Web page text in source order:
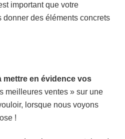
important que votre
donner des éléments concrets
mettre en évidence vos
meilleures ventes » sur une
lorsque nous voyons
!